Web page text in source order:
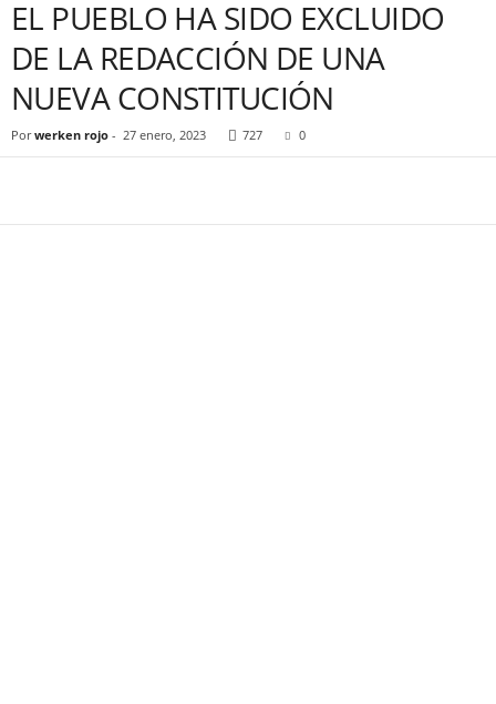
EL PUEBLO HA SIDO EXCLUIDO
DE LA REDACCIÓN DE UNA
NUEVA CONSTITUCIÓN
Por werken rojo - 27 enero, 2023 727 0